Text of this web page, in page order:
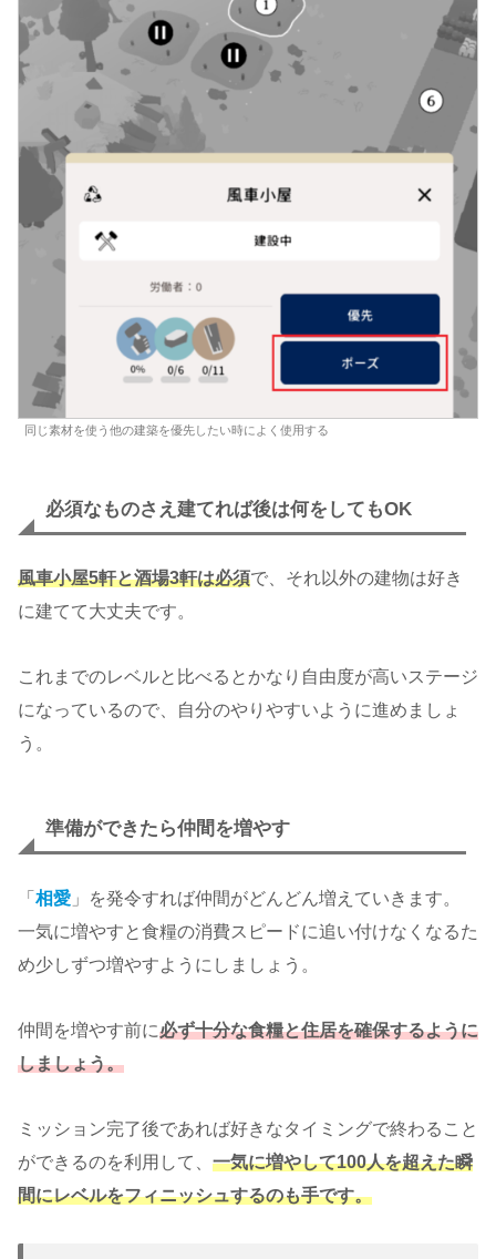
同じ素材を使う他の建築を優先したい時によく使用する
必須なものさえ建てれば後は何をしてもOK
風車小屋5軒と酒場3軒は必須で、それ以外の建物は好き
に建てて大丈夫です。
これまでのレベルと比べるとかなり自由度が高いステージ
になっているので、自分のやりやすいように進めましょ
う。
準備ができたら仲間を増やす
「 相愛 」を発令すれば仲間がどんどん増えていきます。
一気に増やすと食糧の消費スピードに追い付けなくなるた
め少しずつ増やすようにしましょう。
仲間を増やす前に必ず十分な食糧と住居を確保するように
しましょう。
ミッション完了後であれば好きなタイミングで終わること
ができるのを利用して、 一気に増やして100人を超えた瞬
間にレベルをフィニッシュするのも手です。